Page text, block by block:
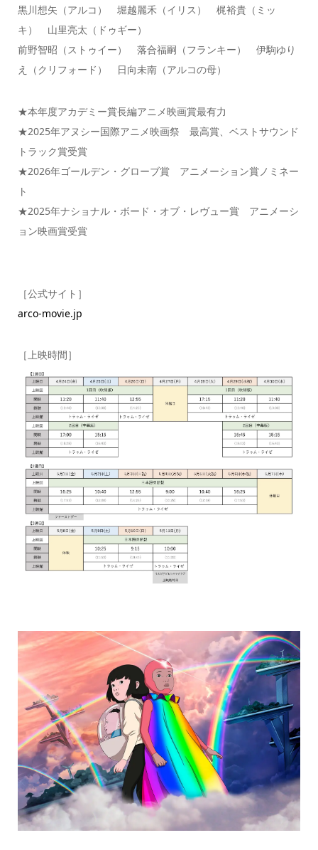
黒川想矢（アルコ） 堀越麗禾（イリス） 梶裕貴（ミッ
キ） 山里亮太（ドゥギー）
前野智昭（ストゥイー） 落合福嗣（フランキー） 伊駒ゆり
え（クリフォード） 日向未南（アルコの母）
★本年度アカデミー賞長編アニメ映画賞最有力
★2025年アヌシー国際アニメ映画祭 最高賞、ベストサウンド
トラック賞受賞
★2026年ゴールデン・グローブ賞 アニメーション賞ノミネー
ト
★2025年ナショナル・ボード・オブ・レヴュー賞 アニメーシ
ョン映画賞受賞
［公式サイト］
arco-movie.jp
［上映時間］